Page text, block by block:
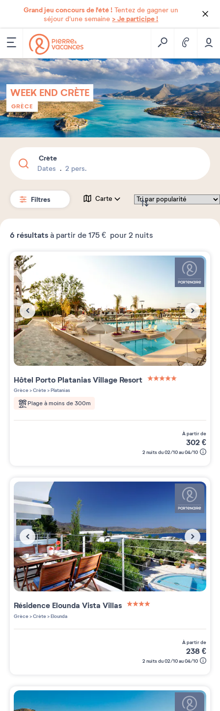
Grand jeu concours de l'été ! Tentez de gagner un
séjour d'une semaine > Je participe !
WEEK END CRÈTE
GRÈCE
Crète
Dates 2 pers.
Filtres Carte
6 résultats à partir de 175 € pour 2 nuits
Hôtel Porto Platanias Village Resort
Grèce>Crète>Platanias
Plage à moins de 300m
à partir de
302€
2 nuits du 02/10 au 04/10
Résidence Elounda Vista Villas
Grèce>Crète>Elounda
à partir de
238€
2 nuits du 02/10 au 04/10